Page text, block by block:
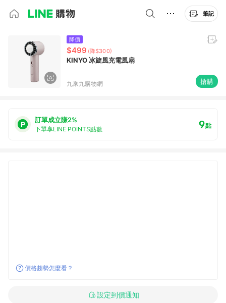
筆記
降價
$499 (降$300)
KINYO 冰旋風充電風扇
九乘九購物網 搶購
訂單成立賺2%
下單享LINE POINTS點數 9點
價格趨勢怎麼看？
設定到價通知